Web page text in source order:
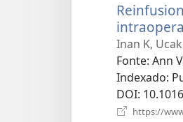
Inan K,
Fonte‎: Ann
Indexado‎:
DOI‎:
https://